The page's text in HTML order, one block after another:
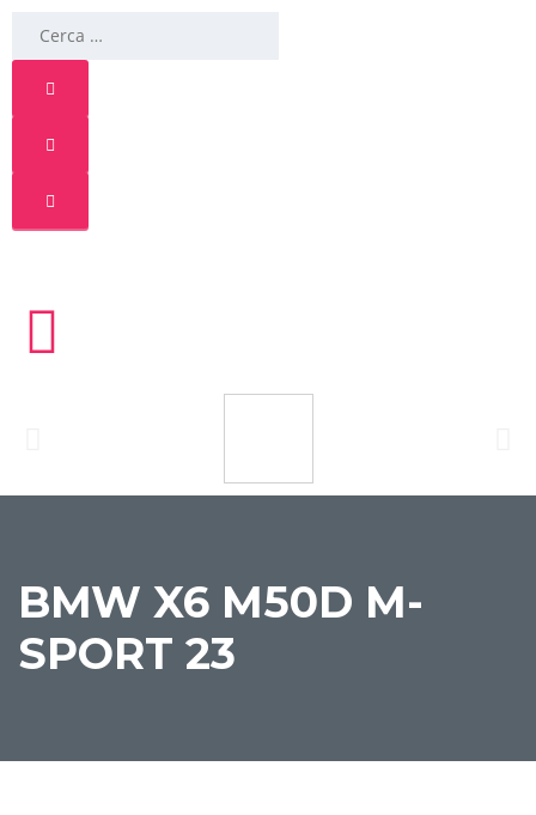
BMW X6 M50D M-
SPORT 23